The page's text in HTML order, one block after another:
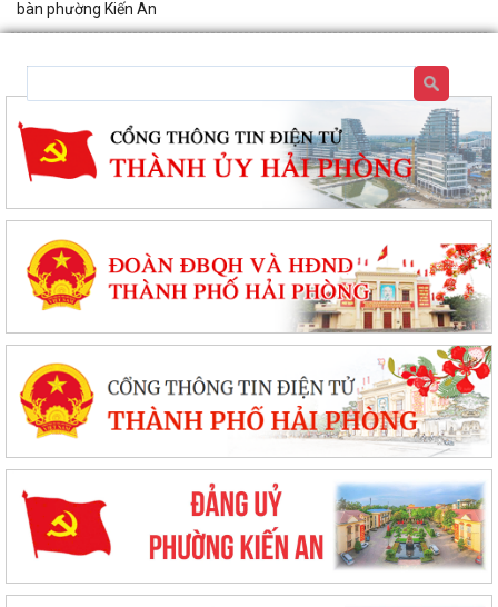
bàn phường Kiến An